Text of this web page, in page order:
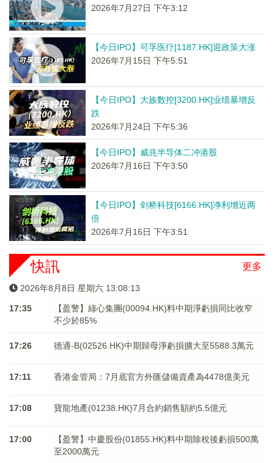
2026年7月27日 下午3:12
【今日IPO】可孚医疗[1187.HK]迎政策大涨
2026年7月15日 下午5:51
【今日IPO】大族数控[3200.HK]业绩暴增反
跌
2026年7月24日 下午5:36
【今日IPO】威兆半导体二冲港股
2026年7月16日 下午3:50
【今日IPO】剑桥科技[6166.HK]净利增近两
倍
2026年7月16日 下午3:51
更多
快訊
2026年8月8日 星期六 13:08:13
17:35
【盈警】綠心集團(00094.HK)料中期淨虧損同比收窄
不少於85%
17:26 德適-B(02526.HK)中期歸母淨虧損擴大至5588.3萬元
17:11 香港金管局：7月底官方外匯儲備資產為4478億美元
17:08 寶龍地產(01238.HK)7月合約銷售額約5.5億元
17:00
【盈警】中慶股份(01855.HK)料中期除稅後虧損500萬
至2000萬元